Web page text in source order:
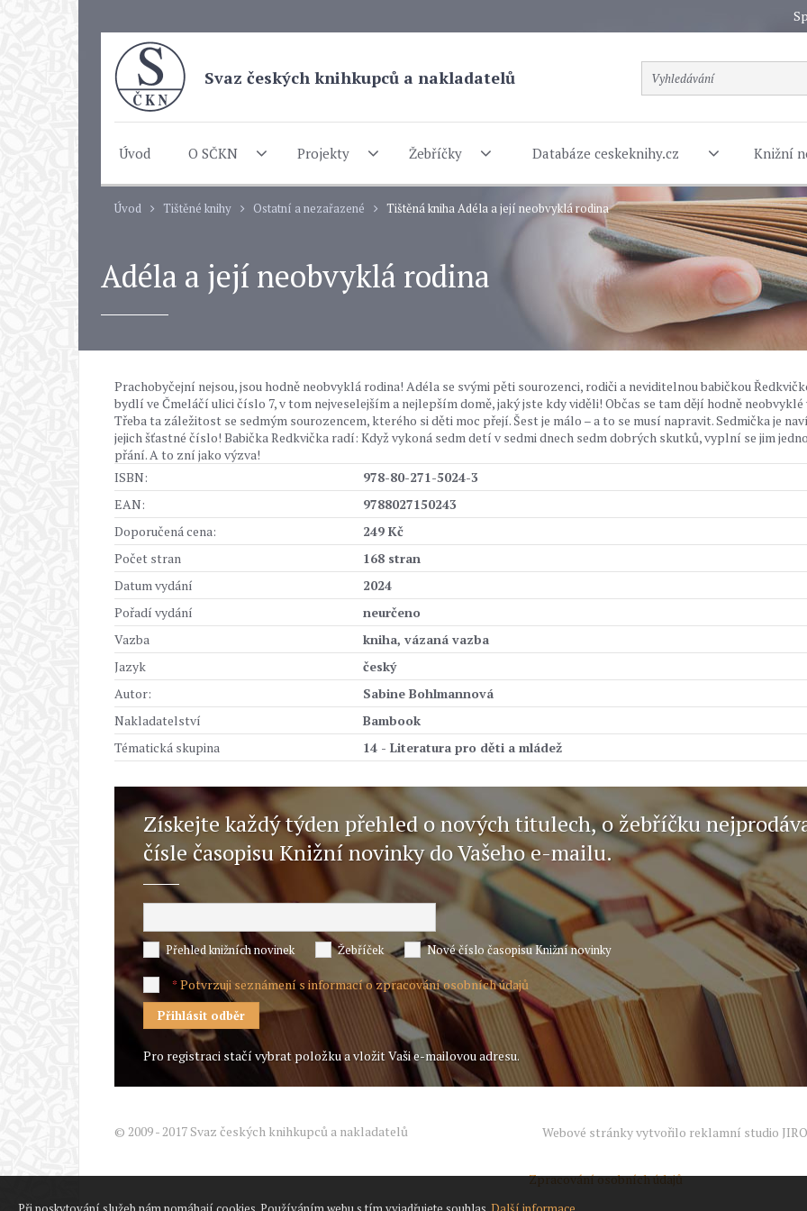
Svaz českých knihkupců a nakladatelů
Úvod O SČKN Projekty Žebříčky Databáze ceskeknihy.cz Knižní
Úvod Tištěné knihy Ostatní a nezařazené Tištěná kniha Adéla a její neobvyklá rodina
Adéla a její neobvyklá rodina
Prachobyčejní nejsou, jsou hodně neobvyklá rodina! Adéla se svými pěti sourozenci, rodiči a neviditelnou babičkou
bydlí ve Čmeláčí ulici číslo 7, v tom nejveselejším a nejlepším domě, jaký jste kdy viděli! Občas se tam dějí hodně neobvyklé
Třeba ta záležitost se sedmým sourozencem, kterého si děti moc přejí. Šest je málo – a to se musí napravit. Sedmička je
jejich šťastné číslo! Babička Redkvička radí: Když vykoná sedm detí v sedmi dnech sedm dobrých skutků, vyplní se jim
přání. A to zní jako výzva!
ISBN:
978-80-271-5024-3
EAN:
9788027150243
Doporučená cena:
249 Kč
Počet stran
168 stran
Datum vydání
2024
Pořadí vydání
neurčeno
Vazba
kniha, vázaná vazba
Jazyk
český
Autor:
Sabine Bohlmannová
Nakladatelství
Bambook
Tématická skupina
14 - Literatura pro děti a mládež
Získejte každý týden přehled o nových titulech, o žebříčku
čísle časopisu Knižní novinky do Vašeho e-mailu.
Přehled knižních novinek Žebříček Nové číslo časopisu Knižní novinky
*Potvrzuji seznámení s informací o zpracování osobních údajů
Pro registraci stačí vybrat položku a vložit Vaši e-mailovou adresu.
© 2009 - 2017 Svaz českých knihkupců a nakladatelů Webové stránky vytvořilo reklamní studio
Zpracování osobních údajů